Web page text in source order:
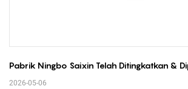
Pabrik Ningbo Saixin Telah Ditingkatkan &
2026-05-06